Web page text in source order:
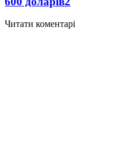
Читати коментарі